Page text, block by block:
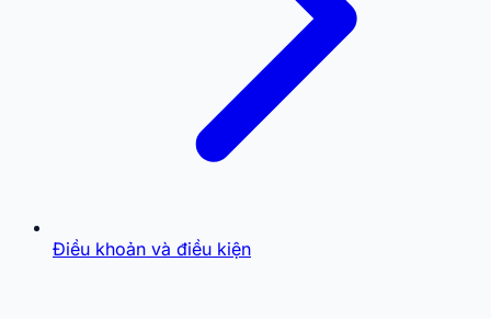
Điều khoản và điều kiện